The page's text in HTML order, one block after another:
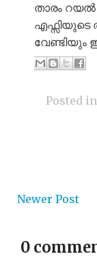
താരം റയൽ
എഫ്സിയുടെ
വേണ്ടിയും
Posted in
Newer Post
0